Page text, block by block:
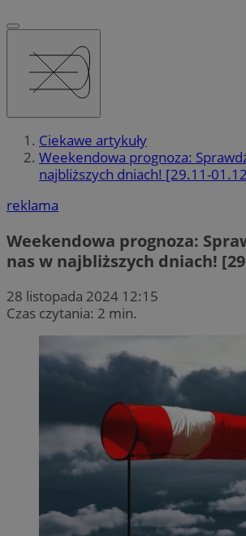
Ciekawe artykuły
Weekendowa prognoza:
najbliższych dniach! [29.11-
reklama
Weekendowa prognoza:
nas w najbliższych dniach!
28 listopada 2024 12:15
Czas czytania: 2 min.